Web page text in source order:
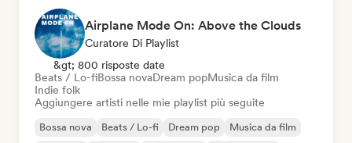
Airplane Mode On: Above the Clouds
Curatore Di Playlist
&gt; 800 risposte date
Beats / Lo-fiBossa novaDream popMusica da film
Indie folk
Aggiungere artisti nelle mie playlist più seguite
Bossa nova Beats / Lo-fi Dream pop
Musica da film